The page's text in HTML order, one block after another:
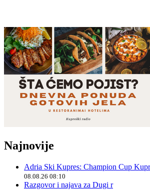
Najnovije
Adria Ski Kupres: Champion Cup
08.08.26 08:10
Razgovor i najava za Dugi r